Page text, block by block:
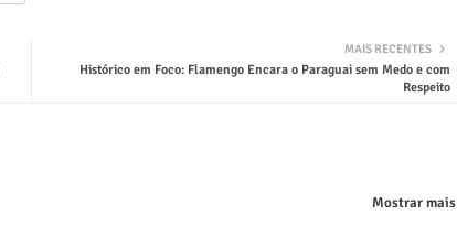
MAIS RECENTES
Histórico em Foco: Flamengo Encara o Paraguai sem Medo e com
Respeito
Mostrar mais